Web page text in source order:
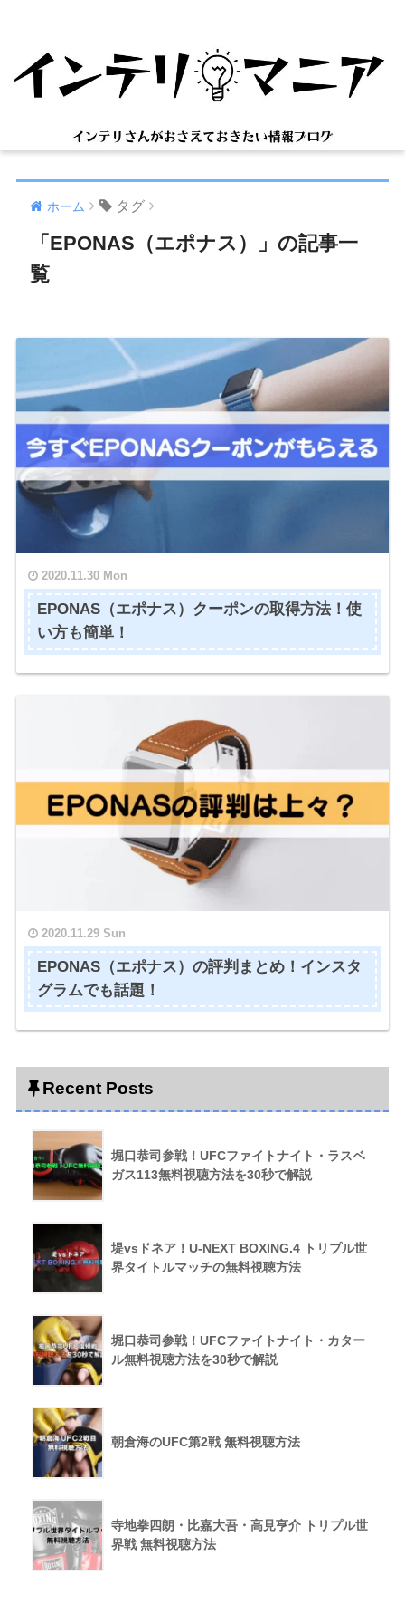
ホーム タグ
「EPONAS（エポナス）」の記事一
覧
2020.11.30 Mon
EPONAS（エポナス）クーポンの取得方法！使
い方も簡単！
2020.11.29 Sun
EPONAS（エポナス）の評判まとめ！インスタ
グラムでも話題！
Recent Posts
堀口恭司参戦！UFCファイトナイト・ラスベ
ガス113無料視聴方法を30秒で解説
堤vsドネア！U-NEXT BOXING.4 トリプル世
界タイトルマッチの無料視聴方法
堀口恭司参戦！UFCファイトナイト・カター
ル無料視聴方法を30秒で解説
朝倉海のUFC第2戦 無料視聴方法
寺地拳四朗・比嘉大吾・高見亨介 トリプル世
界戦 無料視聴方法